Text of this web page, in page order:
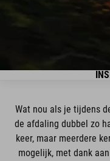
Wat nou als je tijdens
de afdaling dubbel zo
keer, maar meerdere
mogelijk, met dank